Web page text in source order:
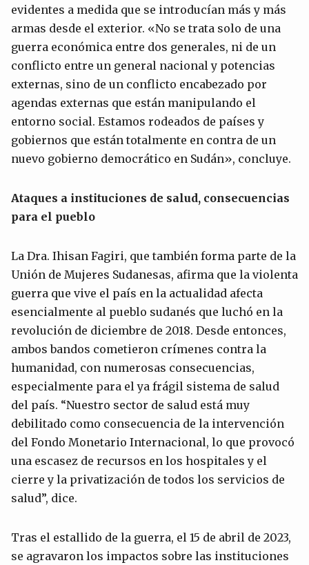
evidentes a medida que se introducían más y más
armas desde el exterior. «No se trata solo de una
guerra económica entre dos generales, ni de un
conflicto entre un general nacional y potencias
externas, sino de un conflicto encabezado por
agendas externas que están manipulando el
entorno social. Estamos rodeados de países y
gobiernos que están totalmente en contra de un
nuevo gobierno democrático en Sudán», concluye.
Ataques a instituciones de salud, consecuencias
para el pueblo
La Dra. Ihisan Fagiri, que también forma parte de la
Unión de Mujeres Sudanesas, afirma que la violenta
guerra que vive el país en la actualidad afecta
esencialmente al pueblo sudanés que luchó en la
revolución de diciembre de 2018. Desde entonces,
ambos bandos cometieron crímenes contra la
humanidad, con numerosas consecuencias,
especialmente para el ya frágil sistema de salud
del país. “Nuestro sector de salud está muy
debilitado como consecuencia de la intervención
del Fondo Monetario Internacional, lo que provocó
una escasez de recursos en los hospitales y el
cierre y la privatización de todos los servicios de
salud”, dice.
Tras el estallido de la guerra, el 15 de abril de 2023,
se agravaron los impactos sobre las instituciones